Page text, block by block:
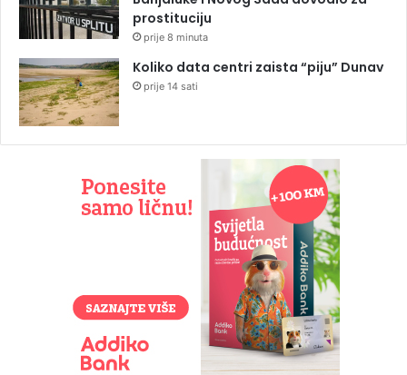
prostituciju
prije 8 minuta
Koliko data centri zaista “piju” Dunav
prije 14 sati